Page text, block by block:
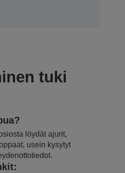
tuki
löydät ajurit,
usein kysytyt